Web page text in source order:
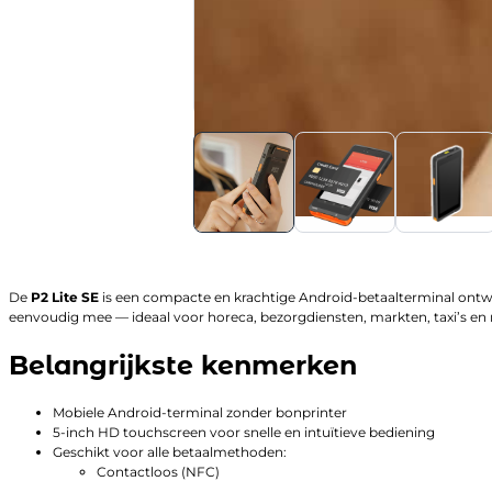
De P2 Lite SE is een compacte en krachtige Android-betaalterminal
eenvoudig mee — ideaal voor horeca, bezorgdiensten, markten, taxi’s en
Belangrijkste kenmerken
Mobiele Android-terminal zonder bonprinter
5-inch HD touchscreen voor snelle en intuïtieve bediening
Geschikt voor alle betaalmethoden:
Contactloos (NFC)